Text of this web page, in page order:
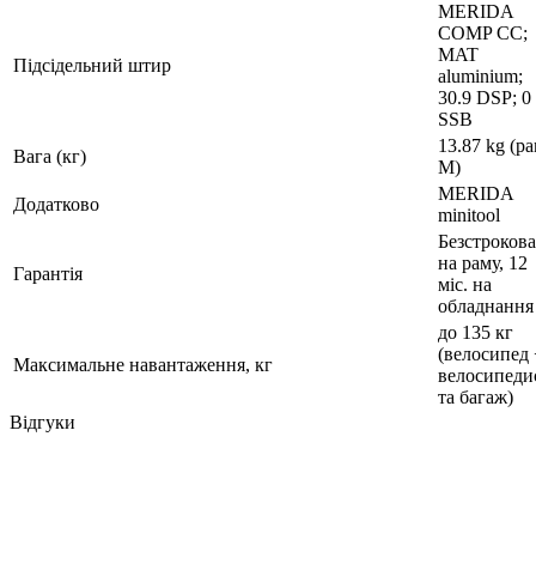
Підсідельний штир
MERIDA
COMP CC;
MAT
aluminium;
30.9 DSP; 0
SSB
Вага (кг)
13.87 kg
M)
Додатково
MERIDA
minitool
Гарантія
Безстрокова
на раму, 12
міс. на
обладнання
Максимальне навантаження, кг
до 135 кг
(велосипед
та багаж)
Відгуки